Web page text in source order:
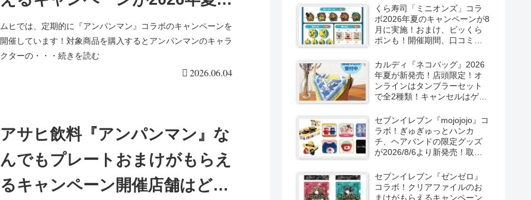
開催！実施店舗はどこ？新デザ
インが登場！
ムヒでは、定期的に『アンパンマン』コラボのキャンペーンを
開催しています！対象商品を購入するとアンパンマンのキャラ
クターの・・・続きを読む
2026.06.04
アサヒ飲料『アンパンマン』な
んでもプレートおまけがもらえ
るキャンペーン開催店舗はど
る！
くら寿司「ミニオンズ」コラ
ボ2026年夏のキャンペーンが8
月に実施！おまけ、ビッくら
ポンも！開催期間、口コミ、
カルディ『ネコバッグ』2026
年夏が新発売！店頭限定！オ
ンラインはタンブラーセット
で全2種類！キャンセルはゲリ
セブンイレブン『mojojojo』コ
ラボ！ぎゅぎゅっとハンカ
チ、ヘアバンドの限定グッズ
が2026/8/6より新発売！取扱
セブンイレブン『ゼンゼロ』
コラボ！クリアファイルのお
まけがもらえるキャンペーン